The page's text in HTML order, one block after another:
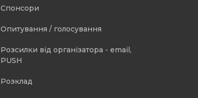
Спонсори
Опитування / голосування
Розсилки від організатора - email,
PUSH
Розклад